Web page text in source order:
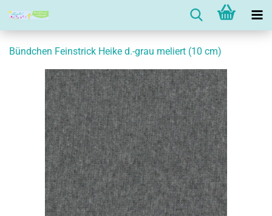
Bündchen Feinstrick Heike d.-grau meliert (10 cm)